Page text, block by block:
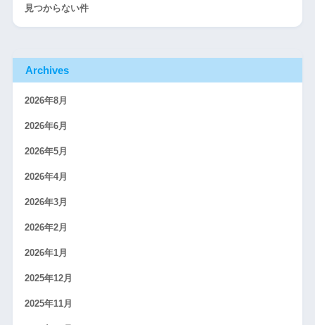
見つからない件
Archives
2026年8月
2026年6月
2026年5月
2026年4月
2026年3月
2026年2月
2026年1月
2025年12月
2025年11月